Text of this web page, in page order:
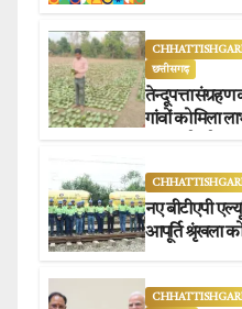
छत्तीसगढ़
तेन्दूपत्ता
गांवों को मिला
नए बीटीएपी
आपूर्ति श्रृंखला